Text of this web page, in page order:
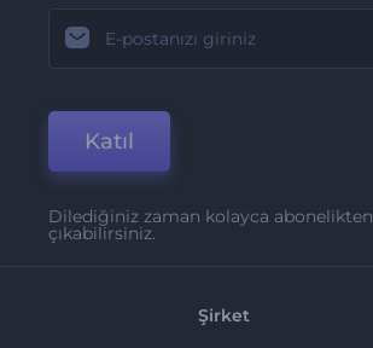
Katıl
Dilediğiniz zaman kolayca abonelikten
çıkabilirsiniz.
Şirket